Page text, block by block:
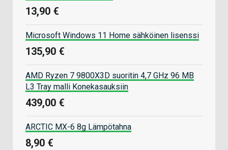
13,90 €
Microsoft Windows 11 Home sähköinen lisenssi
135,90 €
AMD Ryzen 7 9800X3D suoritin 4,7 GHz 96 MB
L3 Tray malli Konekasauksiin
439,00 €
ARCTIC MX-6 8g Lämpötahna
8,90 €